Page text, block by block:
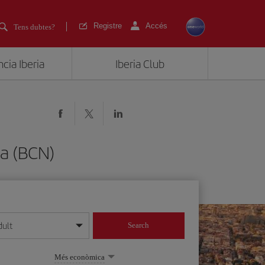
Tens dubtes? Registre Accés
Iberia Iberia Club
(BCN)
mes/any
Search
Més econòmica